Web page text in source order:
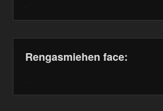
Rengasmiehen face: